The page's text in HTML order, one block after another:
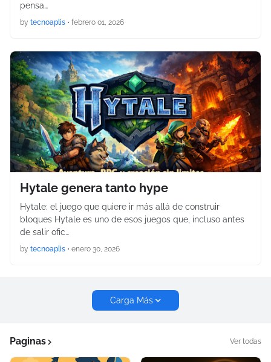
pensa…
by tecnoaplis • febrero 01, 2026
Hytale genera tanto hype
Hytale: el juego que quiere ir más allá de construir
bloques Hytale es uno de esos juegos que, incluso antes
de salir ofic…
by tecnoaplis • enero 30, 2026
Carga Más
Paginas Ver todas